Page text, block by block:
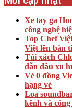
Xe tay ga
công nghệ
Top Chef
Việt lên bàn
Túi xách
dẫn đầu xu
Vé 0 đồng
hạng vé
Loa
kênh và